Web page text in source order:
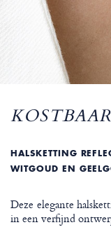
HALSKETTING
WITGOUD EN
Deze elegante
in een verfijnd